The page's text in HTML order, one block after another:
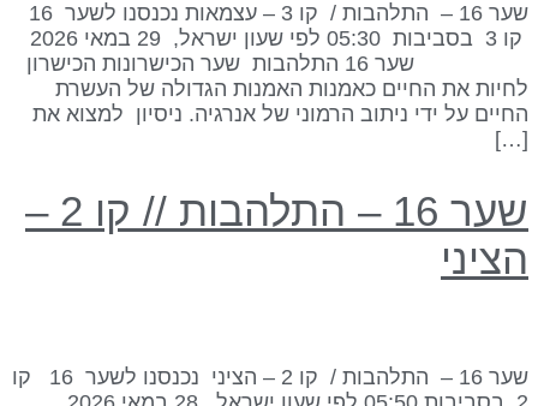
שער 16 – התלהבות / קו 3 – עצמאות נכנסנו לשער 16
קו 3 בסביבות 05:30 לפי שעון ישראל, 29 במאי 2026
שער 16 התלהבות שער הכישרונות הכישרון
את החיים כאמנות האמנות הגדולה של העשרת
על ידי ניתוב הרמוני של אנרגיה. ניסיון למצוא את
שער 16 – התלהבות // קו 2 –
שער 16 – התלהבות / קו 2 – הציני נכנסנו לשער 16 קו